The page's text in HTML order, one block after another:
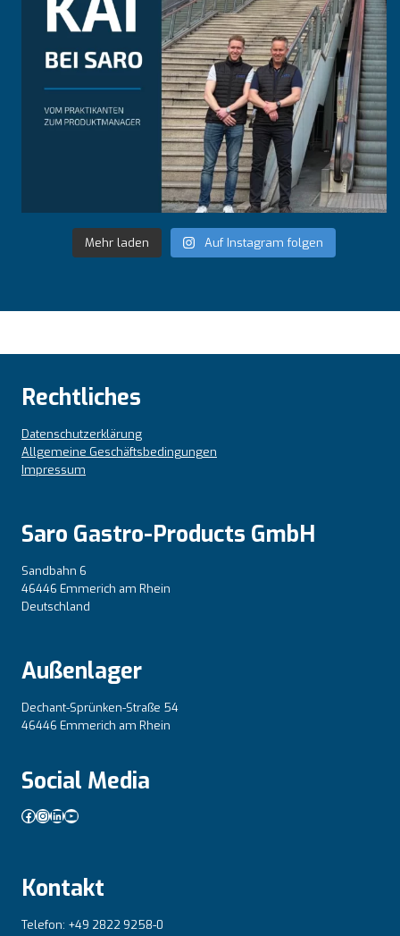
Mehr laden Auf Instagram folgen
Rechtliches
Datenschutzerklärung
Allgemeine Geschäftsbedingungen
Impressum
Saro Gastro-Products GmbH
Sandbahn 6
46446 Emmerich am Rhein
Deutschland
Außenlager
Dechant-Sprünken-Straße 54
46446 Emmerich am Rhein
Social Media
Facebook
Instagram
LinkedIn
YouTube
Kontakt
Telefon: +49 2822 9258-0